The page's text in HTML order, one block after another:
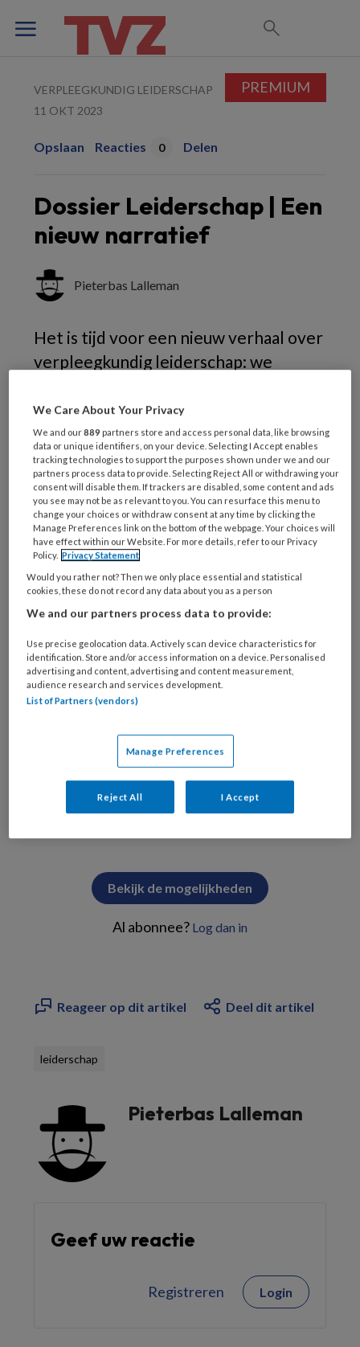
VERPLEEGKUNDIG LEIDERSCHAP
11 OKT 2023
Opslaan Reacties 0 Delen
Dossier Leiderschap | Een
nieuw narratief
Pieterbas Lalleman
Het is tijd voor een nieuw verhaal over
verpleegkundig leiderschap: we
engagement in het maatschappelijk
debat en dragen daarmee bij aan
toekomstige oplossingen in de zorg.
Foto: iStock / Getty Images / SDI Productions
Bekijk de mogelijkheden
Al abonnee? Log dan in
PREMIUM
Reageer op dit artikel Deel dit artikel
leiderschap
Pieterbas Lalleman
Geef uw reactie
Registreren Login
We Care About Your Privacy
We and our889 partners store and access personal data, like browsing
data or unique identifiers, on your device. Selecting I Accept enables
tracking technologies to support the purposes shown under we and our
partners process data to provide. Selecting Reject All or withdrawing your
consent will disable them. If trackers are disabled, some content and ads
you see may not be as relevant to you. You can resurface this menu to
change your choices or withdraw consent at any time by clicking the
Manage Preferences link on the bottom of the webpage. Your choices will
have effect within our Website. For more details, refer to our Privacy
Policy. Privacy Statement
Would you rather not? Then we only place essential and statistical
cookies, these do not record any data about you as a person
We and our partners process data to provide:
Use precise geolocation data. Actively scan device characteristics for
identification. Store and/or access information on a device. Personalised
advertising and content, advertising and content measurement,
audience research and services development.
List of Partners (vendors)
Manage Preferences
Reject All I Accept